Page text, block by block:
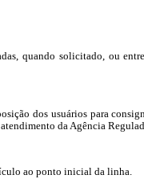
quando solicitado, ou
dos usuários para
da Agência
ao ponto inicial da linha.